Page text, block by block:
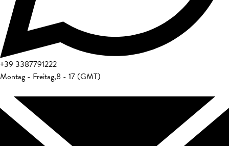
+39 3387791222
Montag - Freitag,8 - 17 (GMT)